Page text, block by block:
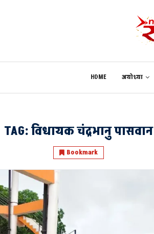
HOME अयोध्या
TAG:विधायक चंद्रभानु पासवान
Bookmark